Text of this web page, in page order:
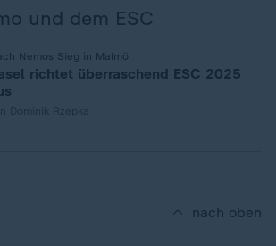
und dem ESC
Nemos Sieg in Malmö
richtet überraschend ESC 2025
nach oben